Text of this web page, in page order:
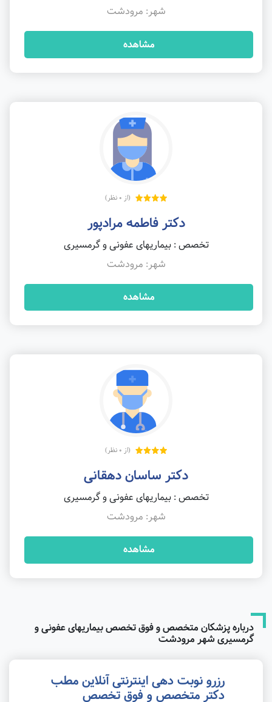
شهر: مرودشت
مشاهده
(از 0 نظر)
دکتر فاطمه مرادپور
تخصص : بیماریهای عفونی و گرمسیری
شهر: مرودشت
مشاهده
(از 0 نظر)
دکتر ساسان دهقانی
تخصص : بیماریهای عفونی و گرمسیری
شهر: مرودشت
مشاهده
درباره پزشکان متخصص و فوق تخصص بیماریهای عفونی و
گرمسیری شهر مرودشت
رزرو نوبت دهی اینترنتی آنلاین مطب
دکتر متخصص و فوق تخصص